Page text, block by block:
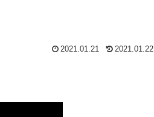
2021.01.21 2021.01.22